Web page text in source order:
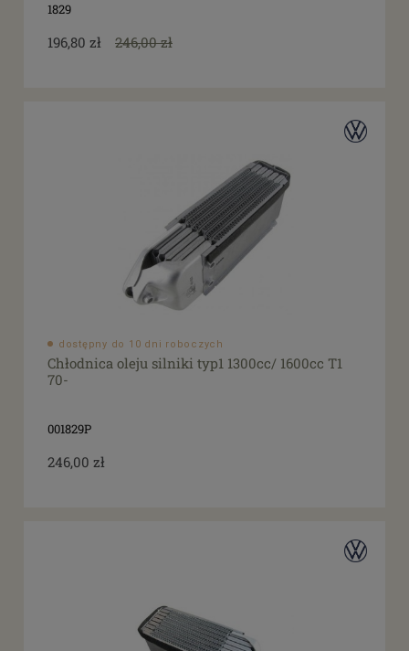
1829
196,80 zł 246,00 zł
dostępny do 10 dni roboczych
Chłodnica oleju silniki typ1 1300cc/ 1600cc T1
70-
001829P
246,00 zł